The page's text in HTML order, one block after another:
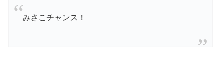
みさこチャンス！